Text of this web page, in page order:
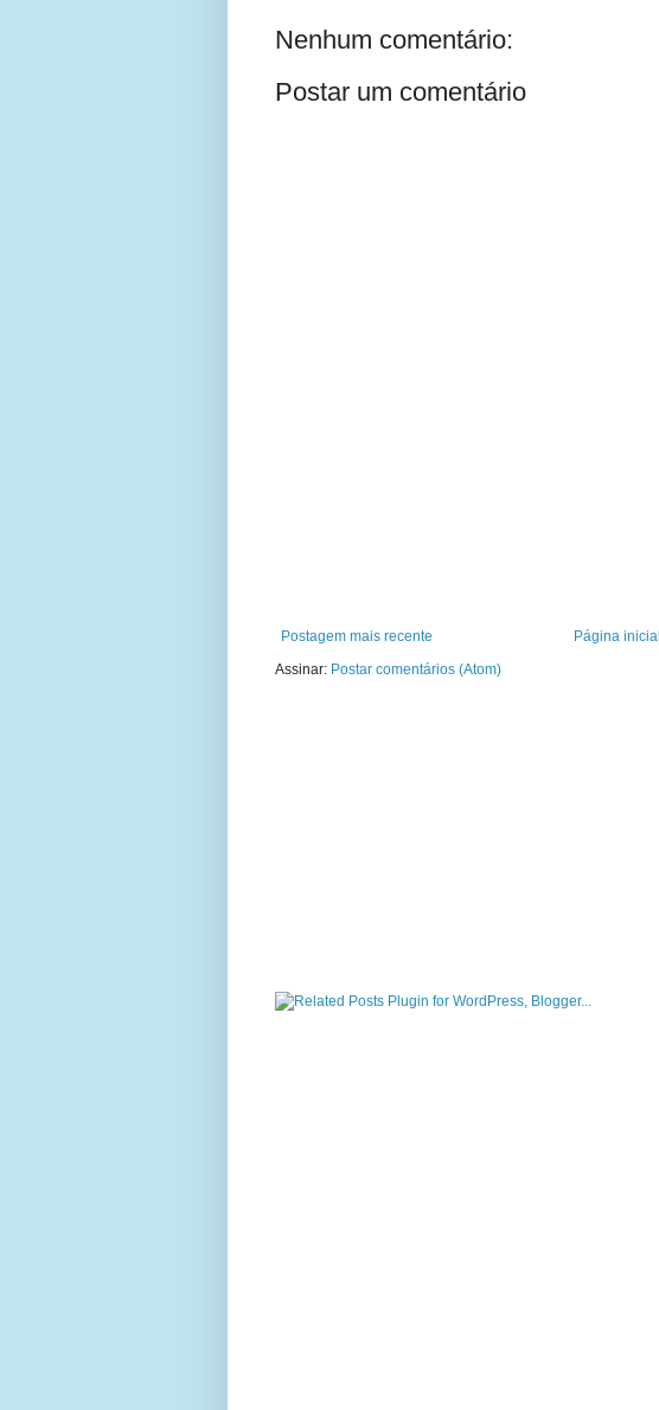
Nenhum comentário:
Postar um comentário
Postagem mais recente
Página inicial
Assinar: Postar comentários (Atom)